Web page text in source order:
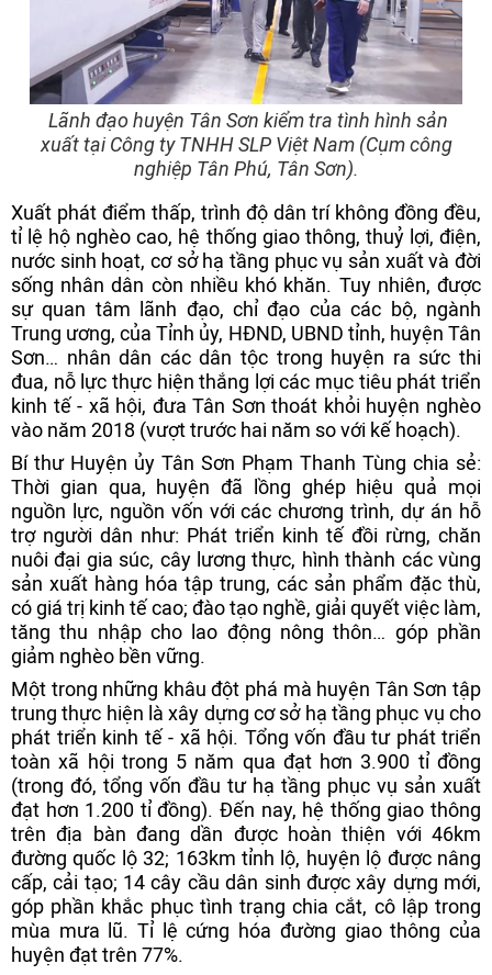
Lãnh đạo huyện Tân Sơn kiểm tra tình hình sản
xuất tại Công ty TNHH SLP Việt Nam (Cụm công
nghiệp Tân Phú, Tân Sơn).
Xuất phát điểm thấp, trình độ dân trí không đồng đều,
tỉ lệ hộ nghèo cao, hệ thống giao thông, thuỷ lợi, điện,
nước sinh hoạt, cơ sở hạ tầng phục vụ sản xuất và đời
sống nhân dân còn nhiều khó khăn. Tuy nhiên, được
sự quan tâm lãnh đạo, chỉ đạo của các bộ, ngành
Trung ương, của Tỉnh ủy, HĐND, UBND tỉnh, huyện Tân
Sơn… nhân dân các dân tộc trong huyện ra sức thi
đua, nỗ lực thực hiện thắng lợi các mục tiêu phát triển
kinh tế - xã hội, đưa Tân Sơn thoát khỏi huyện nghèo
vào năm 2018 (vượt trước hai năm so với kế hoạch).
Bí thư Huyện ủy Tân Sơn Phạm Thanh Tùng chia sẻ:
Thời gian qua, huyện đã lồng ghép hiệu quả mọi
nguồn lực, nguồn vốn với các chương trình, dự án hỗ
trợ người dân như: Phát triển kinh tế đồi rừng, chăn
nuôi đại gia súc, cây lương thực, hình thành các vùng
sản xuất hàng hóa tập trung, các sản phẩm đặc thù,
có giá trị kinh tế cao; đào tạo nghề, giải quyết việc làm,
tăng thu nhập cho lao động nông thôn… góp phần
giảm nghèo bền vững.
Một trong những khâu đột phá mà huyện Tân Sơn tập
trung thực hiện là xây dựng cơ sở hạ tầng phục vụ cho
phát triển kinh tế - xã hội. Tổng vốn đầu tư phát triển
toàn xã hội trong 5 năm qua đạt hơn 3.900 tỉ đồng
(trong đó, tổng vốn đầu tư hạ tầng phục vụ sản xuất
đạt hơn 1.200 tỉ đồng). Đến nay, hệ thống giao thông
trên địa bàn đang dần được hoàn thiện với 46km
đường quốc lộ 32; 163km tỉnh lộ, huyện lộ được nâng
cấp, cải tạo; 14 cây cầu dân sinh được xây dựng mới,
góp phần khắc phục tình trạng chia cắt, cô lập trong
mùa mưa lũ. Tỉ lệ cứng hóa đường giao thông của
huyện đạt trên 77%.